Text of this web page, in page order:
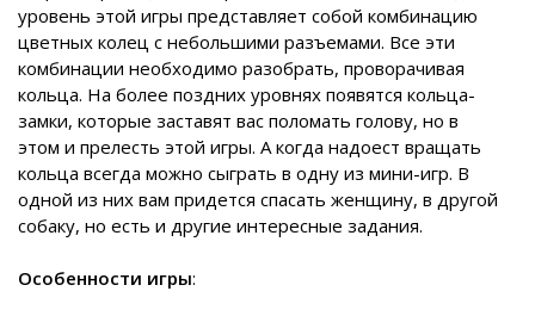
уровень этой игры представляет собой комбинацию
цветных колец с небольшими разъемами. Все эти
комбинации необходимо разобрать, проворачивая
кольца. На более поздних уровнях появятся кольца-
замки, которые заставят вас поломать голову, но в
этом и прелесть этой игры. А когда надоест вращать
кольца всегда можно сыграть в одну из мини-игр. В
одной из них вам придется спасать женщину, в другой
собаку, но есть и другие интересные задания.
Особенности игры: